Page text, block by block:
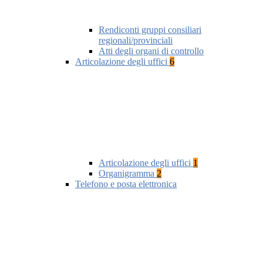
Rendiconti gruppi consiliari
regionali/provinciali
Atti degli organi di controllo
Articolazione degli uffici 6
Articolazione degli uffici 1
Organigramma 2
Telefono e posta elettronica